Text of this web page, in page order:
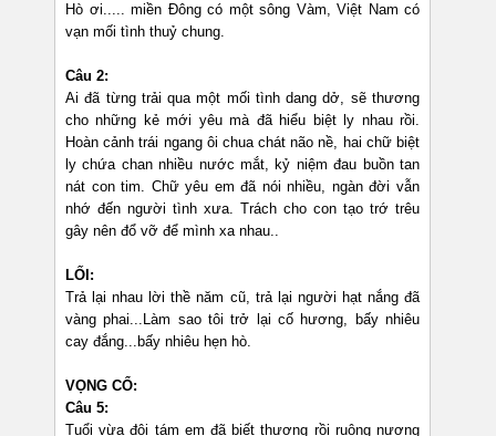
Hò ơi..... miền Đông có một sông Vàm, Việt Nam có
vạn mối tình thuỷ chung.
Câu 2:
Ai đã từng trải qua một mối tình dang dở, sẽ thương
cho những kẻ mới yêu mà đã hiểu biệt ly nhau rồi.
Hoàn cảnh trái ngang ôi chua chát não nề, hai chữ biệt
ly chứa chan nhiều nước mắt, kỷ niệm đau buồn tan
nát con tim. Chữ yêu em đã nói nhiều, ngàn đời vẫn
nhớ đến người tình xưa. Trách cho con tạo trớ trêu
gây nên đổ vỡ để mình xa nhau..
LỐI:
Trả lại nhau lời thề năm cũ, trả lại người hạt nắng đã
vàng phai...Làm sao tôi trở lại cố hương, bấy nhiêu
cay đắng...bấy nhiêu hẹn hò.
VỌNG CỔ:
Câu 5:
Tuổi vừa đôi tám em đã biết thương rồi ruộng nương